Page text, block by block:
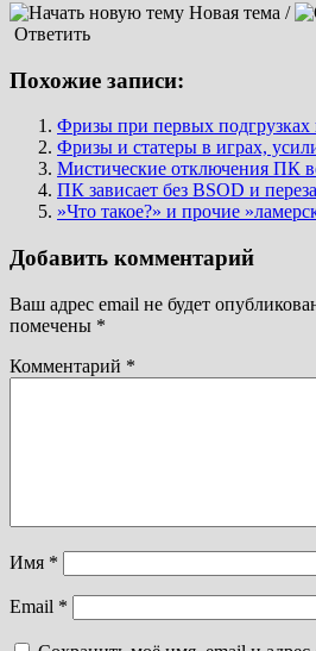
Новая тема /
Ответить
Похожие записи:
Фризы при первых подгрузках
Фризы и статеры в играх,
Мистические отключения ПК
ПК зависает без BSOD и
»Что такое?» и прочие
Добавить комментарий
Ваш адрес email не будет
помечены *
Комментарий *
Имя *
Email *